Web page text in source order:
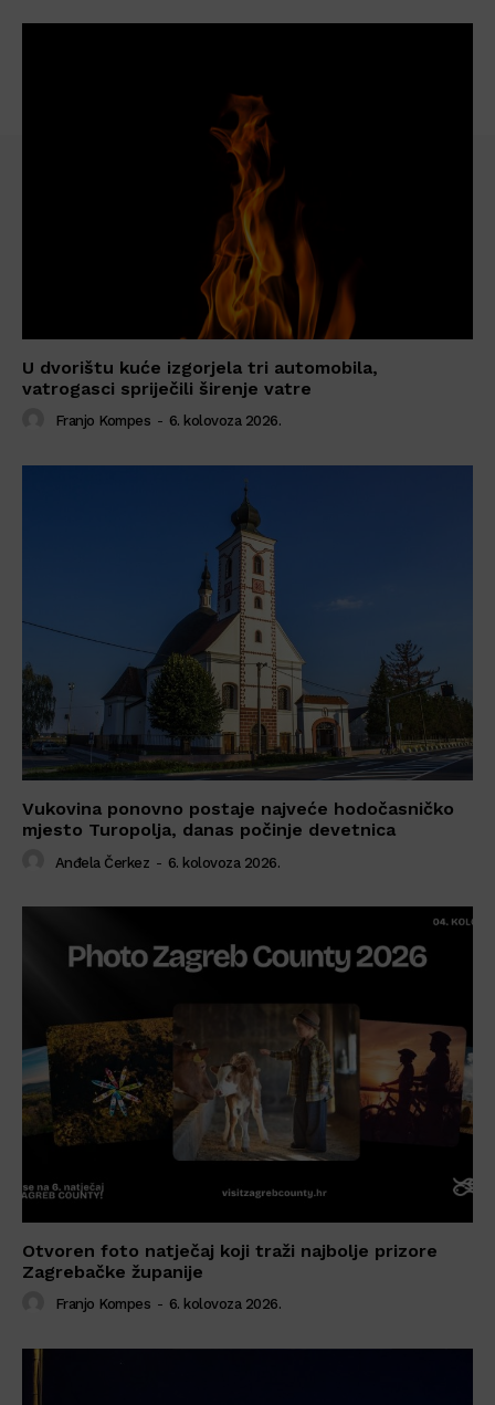
U dvorištu kuće izgorjela tri automobila,
vatrogasci spriječili širenje vatre
Franjo Kompes - 6. kolovoza 2026.
Vukovina ponovno postaje najveće hodočasničko
mjesto Turopolja, danas počinje devetnica
Anđela Čerkez - 6. kolovoza 2026.
Otvoren foto natječaj koji traži najbolje prizore
Zagrebačke županije
Franjo Kompes - 6. kolovoza 2026.